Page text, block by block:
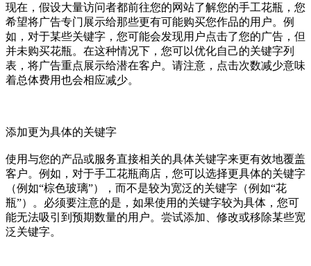
现在，假设大量访问者都前往您的网站了解您的手工花瓶，您
希望将广告专门展示给那些更有可能购买您作品的用户。例
如，对于某些关键字，您可能会发现用户点击了您的广告，但
并未购买花瓶。在这种情况下，您可以优化自己的关键字列
表，将广告重点展示给潜在客户。请注意，点击次数减少意味
着总体费用也会相应减少。
添加更为具体的关键字
使用与您的产品或服务直接相关的具体关键字来更有效地覆盖
客户。例如，对于手工花瓶商店，您可以选择更具体的关键字
（例如“棕色玻璃”），而不是较为宽泛的关键字（例如“花
瓶”）。必须要注意的是，如果使用的关键字较为具体，您可
能无法吸引到预期数量的用户。尝试添加、修改或移除某些宽
泛关键字。